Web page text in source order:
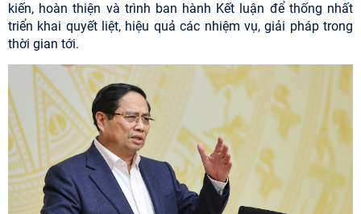
kiến, hoàn thiện và trình ban hành Kết luận để thống nhất
triển khai quyết liệt, hiệu quả các nhiệm vụ, giải pháp trong
thời gian tới.